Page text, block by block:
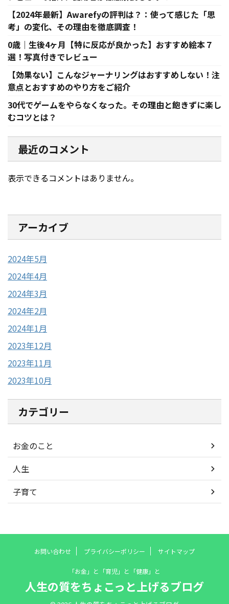
【2024年最新】Awarefyの評判は？：使って感じた「思
考」の変化、その理由を徹底調査！
0歳｜生後4ヶ月【特に反応が良かった】おすすめ絵本７
選！写真付きでレビュー
【効果ない】こんなジャーナリングはおすすめしない！注
意点とおすすめのやり方をご紹介
30代でゲームをやらなくなった。その理由と飽きずに楽し
むコツとは？
最近のコメント
表示できるコメントはありません。
アーカイブ
2024年5月
2024年4月
2024年3月
2024年2月
2024年1月
2023年12月
2023年11月
2023年10月
カテゴリー
お金のこと
人生
子育て
お問い合わせ プライバシーポリシー サイトマップ
「お金」と「育児」と「健康」と
人生の質をちょこっと上げるブログ